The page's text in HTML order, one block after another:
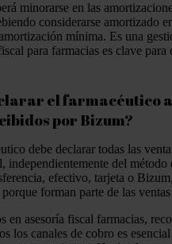
minorarse en las
considerarse amortizado
mínima. Es una
para farmacias es clave para
el farmacéutico
por Bizum?
debe declarar todas las
independientemente del método
efectivo, tarjeta o
forman parte de las
en asesoría fiscal farmacias,
los canales de cobro es